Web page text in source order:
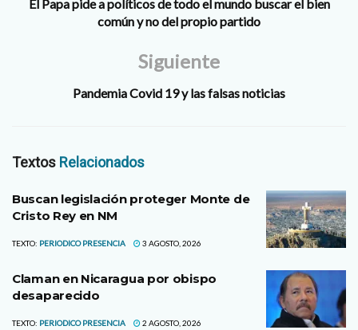
El Papa pide a políticos de todo el mundo buscar el bien
común y no del propio partido
Siguiente
Pandemia Covid 19 y las falsas noticias
Textos Relacionados
Buscan legislación proteger Monte de
Cristo Rey en NM
TEXTO: PERIODICO PRESENCIA 3 AGOSTO, 2026
Claman en Nicaragua por obispo
desaparecido
TEXTO: PERIODICO PRESENCIA 2 AGOSTO, 2026